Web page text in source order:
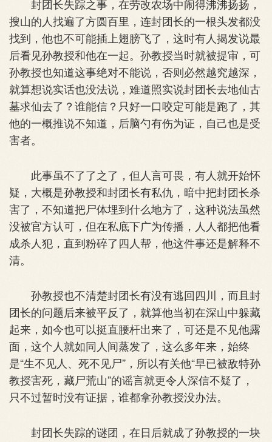
封团长失踪之事，在劳改农场中闹得沸沸扬扬，
搜山的人找遍了方圆百里，连封团长的一根头发都没
找到，他也不可能插上翅膀飞了，这时有人揭发说最
后看见孙教授和他在一起。孙教授当时就被提审，可
孙教授也知道这事绝对不能说，否则必然越究越深，
就算想说实话也没法说，难道照实说封团长去地仙古
墓求仙去了？谁能信？只好一口咬定可能是跑了，其
他的一概推说不知道，后脑勺有伤为证，自己也是受
害者。
此事虽不了了之了，但人言可畏，有人就开始怀
疑，大概是孙教授和封团长有私仇，暗中把封团长杀
害了，不知道把尸体埋到什么地方了，这种说法虽然
没被官方认可，但在私底下广为传播，人人都把他看
成杀人犯，直到粉碎了四人帮，他这件事还是解释不
清。
孙教授也不清楚封团长有没有逃回四川，而且封
团长的问题后来被平反了，就算他当初在深山中躲藏
起来，如今也可以挺直腰杆出来了，可还是不见他露
面，这个人就如同人间蒸发了，这么多年来，始终
是“生不见人、死不见尸”，所以有关他“早已被敌特孙
教授害死，藏尸荒山”的谣言就更令人深信不疑了，
只不过暂时没有证据，谁都拿孙教授没办法。
封团长失踪的谜团，在日后就成了孙教授的一块